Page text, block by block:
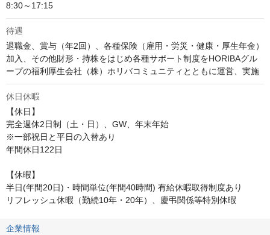
8:30～17:15
待遇
退職金、賞与（年2回）、各種保険（雇用・労災・健康・厚生年金）
加入、その他財形・持株をはじめ各種サポート制度をHORIBAグル
ープの福利厚生会社（株）ホリバコミュニティとともに運営、実施
休日休暇
【休日】
完全週休2日制（土・日）、GW、年末年始
※一部祝日と平日の入替あり
年間休日122日
【休暇】
半日(年間20日)・時間単位(年間40時間) 有給休暇取得制度あり
リフレッシュ休暇（勤続10年・20年）、慶弔関係等特別休暇
企業情報